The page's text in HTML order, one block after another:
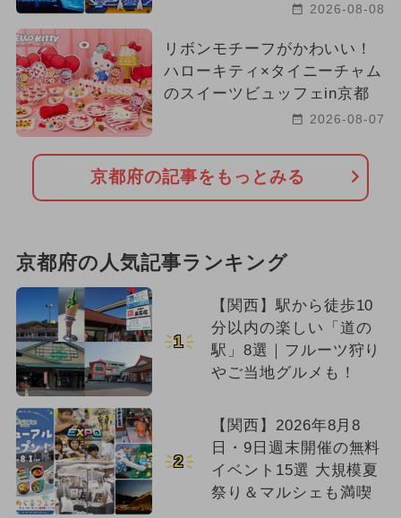
2026-08-08
リボンモチーフがかわいい！
ハローキティ×タイニーチャム
のスイーツビュッフェin京都
2026-08-07
京都府の記事をもっとみる
京都府の人気記事ランキング
1
【関西】駅から徒歩10
分以内の楽しい「道の
駅」8選｜フルーツ狩り
やご当地グルメも！
2
【関西】2026年8月8
日・9日週末開催の無料
イベント15選 大規模夏
祭り＆マルシェも満喫